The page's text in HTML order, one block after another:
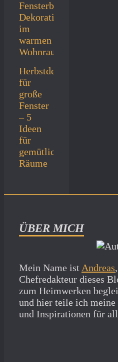
Herbstdeko
für
große
Fenster
– 5
Ideen
für
gemütliche
Räume
ÜBER MICH
Mein Name ist Andreas
Chefredakteur dieses
zum Heimwerken
und hier teile ich meine
und Inspirationen für